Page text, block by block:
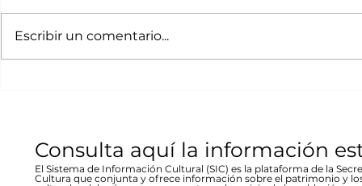
Escribir un comentario...
Consulta aquí la información
El Sistema de Información Cultural (SIC) es la plataforma de la
Cultura que conjunta y ofrece información sobre el patrimonio y